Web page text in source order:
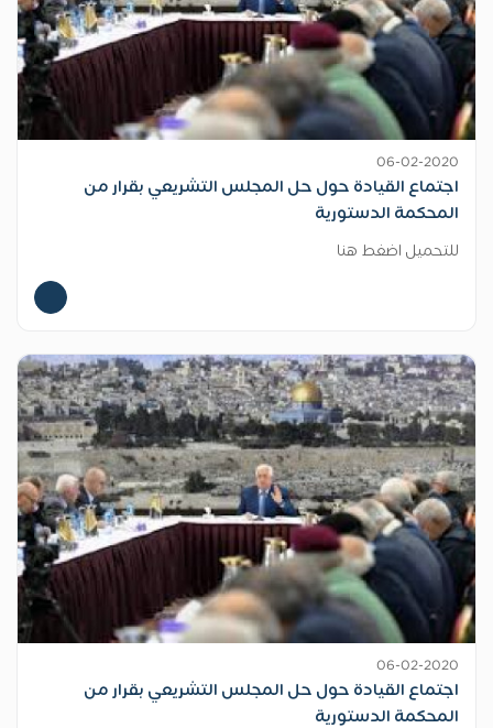
06-02-2020
اجتماع القيادة حول حل المجلس التشريعي بقرار من
المحكمة الدستورية
للتحميل اضغط هنا
06-02-2020
اجتماع القيادة حول حل المجلس التشريعي بقرار من
المحكمة الدستورية